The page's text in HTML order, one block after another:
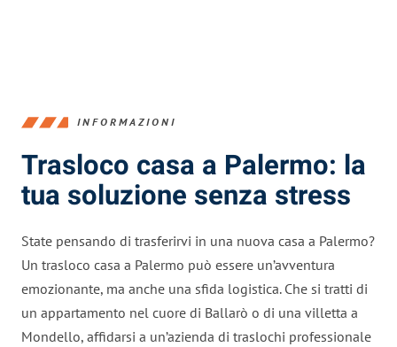
INFORMAZIONI
Trasloco casa a Palermo: la
tua soluzione senza stress
State pensando di trasferirvi in una nuova casa a Palermo?
Un trasloco casa a Palermo può essere un’avventura
emozionante, ma anche una sfida logistica. Che si tratti di
un appartamento nel cuore di Ballarò o di una villetta a
Mondello, affidarsi a un’azienda di traslochi professionale